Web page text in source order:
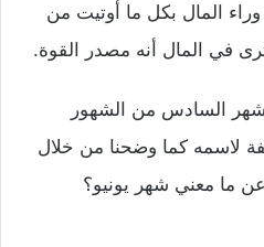
المال بكل ما أوتيت من
في المال أنه مصدر القوة.
السادس من الشهور
لاسمه كما وضحنا من خلال
ما معني شهر يونيو؟